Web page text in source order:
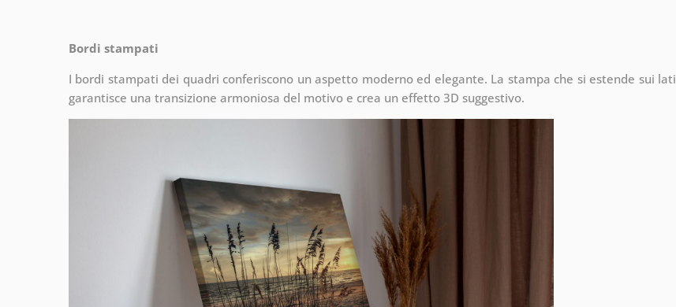
Bordi stampati
I bordi stampati dei quadri conferiscono un aspetto moderno ed elegante. La stampa che si estende sui lati
garantisce una transizione armoniosa del motivo e crea un effetto 3D suggestivo.